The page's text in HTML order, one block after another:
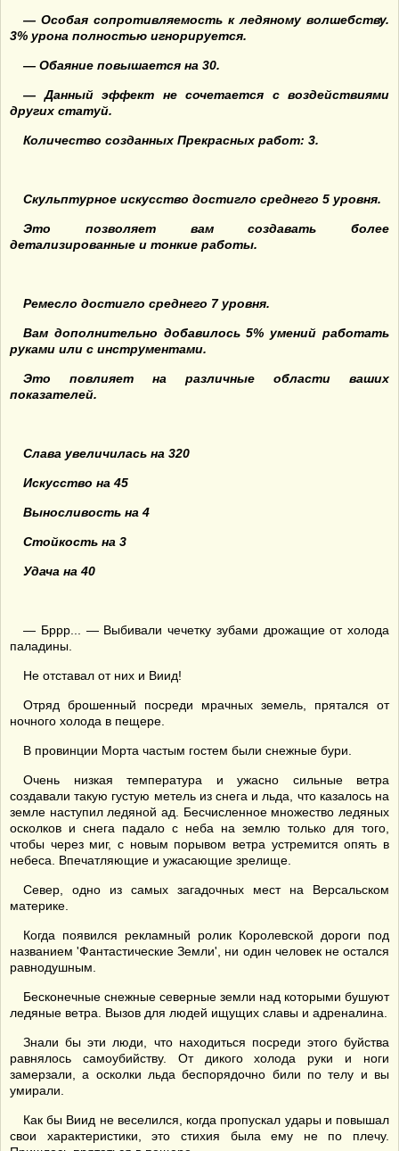
— Особая сопротивляемость к ледяному волшебству.
3% урона полностью игнорируется.
— Обаяние повышается на 30.
— Данный эффект не сочетается с воздействиями
других статуй.
Количество созданных Прекрасных работ: 3.
Скульптурное искусство достигло среднего 5 уровня.
Это позволяет вам создавать более
детализированные и тонкие работы.
Ремесло достигло среднего 7 уровня.
Вам дополнительно добавилось 5% умений работать
руками или с инструментами.
Это повлияет на различные области ваших
показателей.
Слава увеличилась на 320
Искусство на 45
Выносливость на 4
Стойкость на 3
Удача на 40
— Бррр... — Выбивали чечетку зубами дрожащие от холода
паладины.
Не отставал от них и Виид!
Отряд брошенный посреди мрачных земель, прятался от
ночного холода в пещере.
В провинции Морта частым гостем были снежные бури.
Очень низкая температура и ужасно сильные ветра
создавали такую густую метель из снега и льда, что казалось на
земле наступил ледяной ад. Бесчисленное множество ледяных
осколков и снега падало с неба на землю только для того,
чтобы через миг, с новым порывом ветра устремится опять в
небеса. Впечатляющие и ужасающие зрелище.
Север, одно из самых загадочных мест на Версальском
материке.
Когда появился рекламный ролик Королевской дороги под
названием 'Фантастические Земли', ни один человек не остался
равнодушным.
Бесконечные снежные северные земли над которыми бушуют
ледяные ветра. Вызов для людей ищущих славы и адреналина.
Знали бы эти люди, что находиться посреди этого буйства
равнялось самоубийству. От дикого холода руки и ноги
замерзали, а осколки льда беспорядочно били по телу и вы
умирали.
Как бы Виид не веселился, когда пропускал удары и повышал
свои характеристики, это стихия была ему не по плечу.